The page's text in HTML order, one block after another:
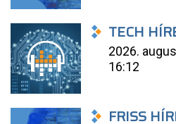
TECH
2026.
16:12
FRISS